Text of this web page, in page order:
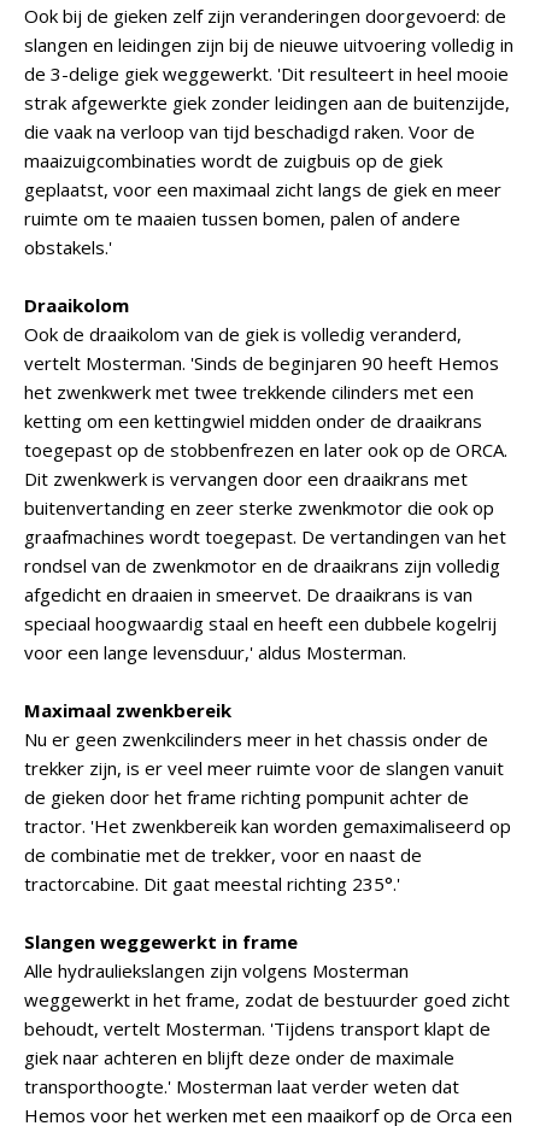
Ook bij de gieken zelf zijn veranderingen doorgevoerd: de
slangen en leidingen zijn bij de nieuwe uitvoering volledig in
de 3-delige giek weggewerkt. 'Dit resulteert in heel mooie
strak afgewerkte giek zonder leidingen aan de buitenzijde,
die vaak na verloop van tijd beschadigd raken. Voor de
maaizuigcombinaties wordt de zuigbuis op de giek
geplaatst, voor een maximaal zicht langs de giek en meer
ruimte om te maaien tussen bomen, palen of andere
obstakels.'
Draaikolom
Ook de draaikolom van de giek is volledig veranderd,
vertelt Mosterman. 'Sinds de beginjaren 90 heeft Hemos
het zwenkwerk met twee trekkende cilinders met een
ketting om een kettingwiel midden onder de draaikrans
toegepast op de stobbenfrezen en later ook op de ORCA.
Dit zwenkwerk is vervangen door een draaikrans met
buitenvertanding en zeer sterke zwenkmotor die ook op
graafmachines wordt toegepast. De vertandingen van het
rondsel van de zwenkmotor en de draaikrans zijn volledig
afgedicht en draaien in smeervet. De draaikrans is van
speciaal hoogwaardig staal en heeft een dubbele kogelrij
voor een lange levensduur,' aldus Mosterman.
Maximaal zwenkbereik
Nu er geen zwenkcilinders meer in het chassis onder de
trekker zijn, is er veel meer ruimte voor de slangen vanuit
de gieken door het frame richting pompunit achter de
tractor. 'Het zwenkbereik kan worden gemaximaliseerd op
de combinatie met de trekker, voor en naast de
tractorcabine. Dit gaat meestal richting 235°.'
Slangen weggewerkt in frame
Alle hydrauliekslangen zijn volgens Mosterman
weggewerkt in het frame, zodat de bestuurder goed zicht
behoudt, vertelt Mosterman. 'Tijdens transport klapt de
giek naar achteren en blijft deze onder de maximale
transporthoogte.' Mosterman laat verder weten dat
Hemos voor het werken met een maaikorf op de Orca een